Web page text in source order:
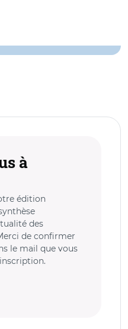
à
édition
des
de confirmer
le mail que vous